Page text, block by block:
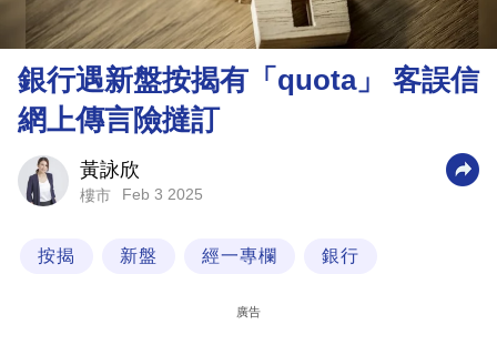
市
理
財
商
科
銀行遇新盤按揭有「quota」 客誤信
網上傳言險撻訂
黃詠欣
樓市 Feb 3 2025
按揭 新盤 經一專欄 銀行
廣告